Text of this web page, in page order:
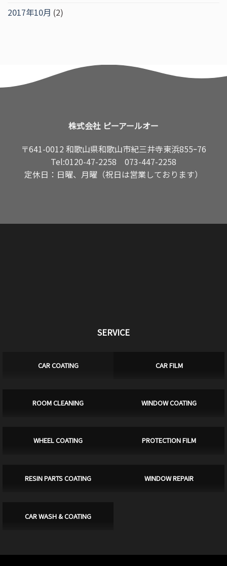
2017年10月 (2)
株式会社 ピーアールオー
〒641-0012 和歌山県和歌山市紀三井寺東浜855ｰ76
Tel:0120-47-2258
073-447-2258
定休日：日曜、月曜（祝日は営業しております）
SERVICE
CAR COATING CAR FILM
ROOM CLEANING WINDOW COATING
WHEEL COATING PROTECTION FILM
RESIN PARTS COATING WINDOW REPAIR
CAR WASH & COATING